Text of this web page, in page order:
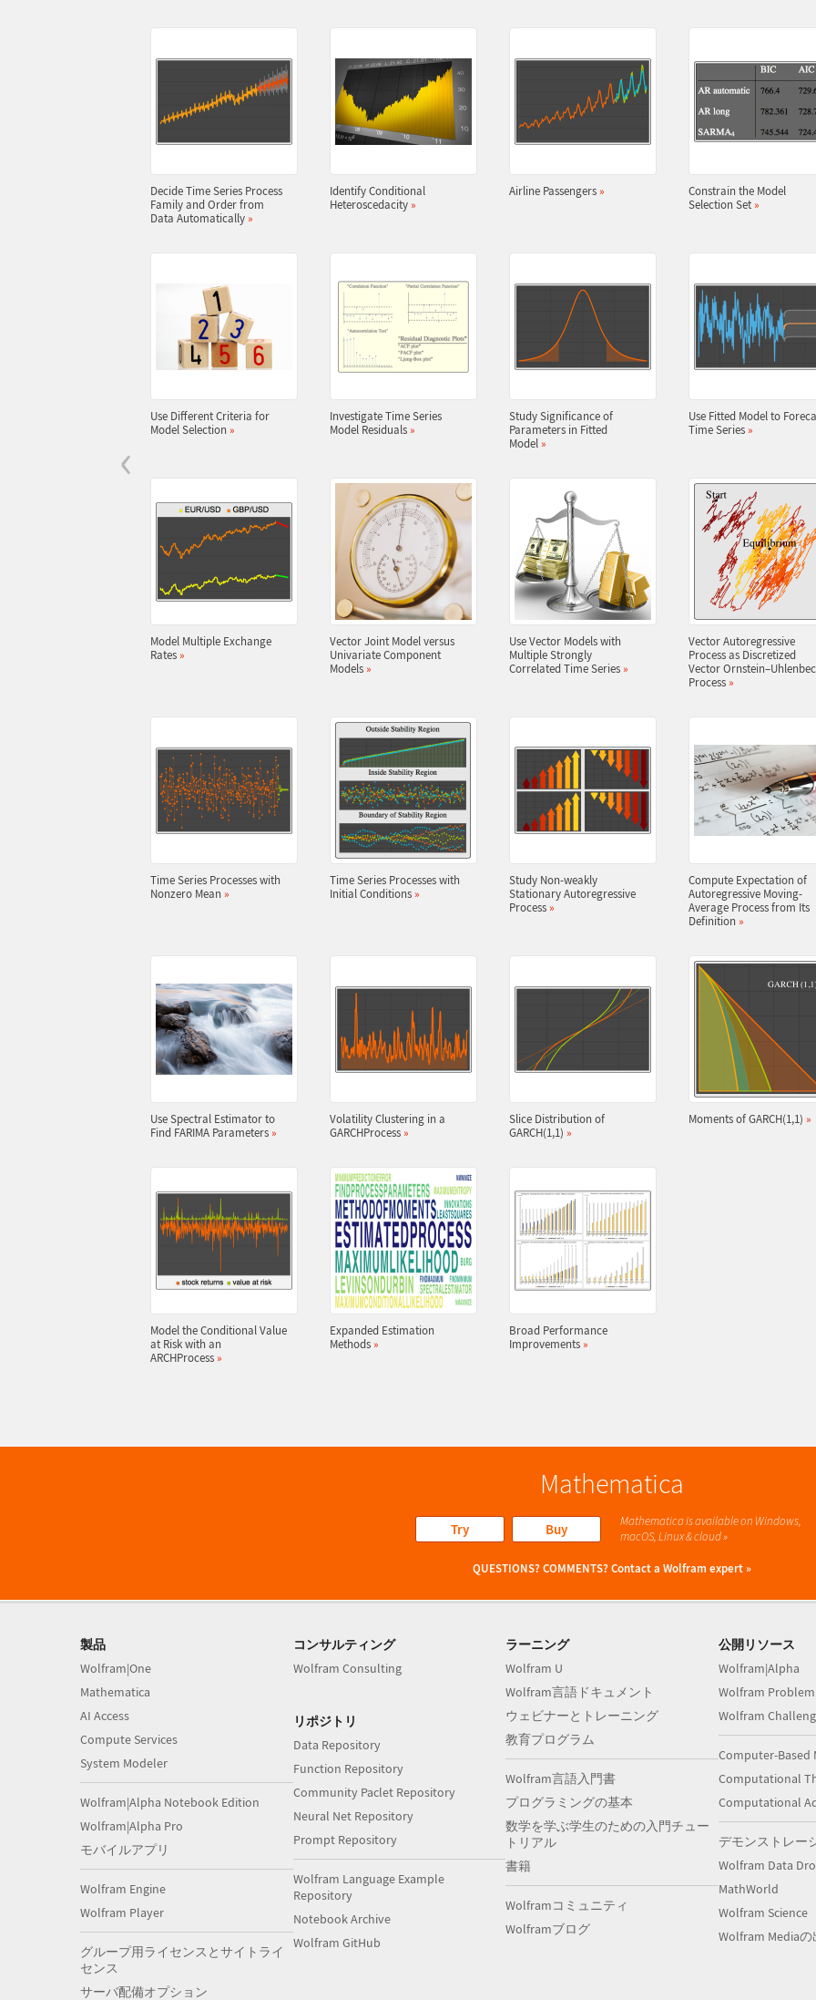
‹
Decide Time Series Process
Family and Order from
Data Automatically »
Identify Conditional
Heteroscedacity »
Airline Passengers »
Constrain the Model
Selection Set »
Use Different Criteria for
Model Selection »
Investigate Time Series
Model Residuals »
Study Significance of
Parameters in Fitted
Model »
Use Fitted Model to
Time Series »
Model Multiple Exchange
Rates »
Vector Joint Model versus
Univariate Component
Models »
Use Vector Models with
Multiple Strongly
Correlated Time Series »
Vector Autoregressive
Process as Discretized
Vector Ornstein–
Process »
Time Series Processes with
Nonzero Mean »
Time Series Processes with
Initial Conditions »
Study Non-weakly
Stationary Autoregressive
Process »
Compute Expectation of
Autoregressive Moving-
Average Process from Its
Definition »
Use Spectral Estimator to
Find FARIMA Parameters »
Volatility Clustering in a
GARCHProcess »
Slice Distribution of
GARCH(1,1) »
Moments of GARCH(1,1) »
Model the Conditional Value
at Risk with an
ARCHProcess »
Expanded Estimation
Methods »
Broad Performance
Improvements »
Mathematica
Try Buy
Mathematica is available on Windows,
macOS, Linux & cloud »
QUESTIONS? COMMENTS?Contact a Wolfram expert »
製品
Wolfram|One
Mathematica
AI Access
Compute Services
System Modeler
Wolfram|Alpha Notebook Edition
Wolfram|Alpha Pro
モバイルアプリ
Wolfram Engine
Wolfram Player
グループ用ライセンスとサイトライ
センス
サーバ配備オプション
コンサルティング
Wolfram Consulting
リポジトリ
Data Repository
Function Repository
Community Paclet Repository
Neural Net Repository
Prompt Repository
Wolfram Language Example
Repository
Notebook Archive
Wolfram GitHub
ラーニング
Wolfram U
Wolfram言語ドキュメント
ウェビナーとトレーニング
教育プログラム
Wolfram言語入門書
プログラミングの基本
数学を学ぶ学生のための入門チュー
トリアル
書籍
Wolframコミュニティ
Wolframブログ
公開リソース
Wolfram|Alpha
Wolfram
Wolfram
Computer-Based
Computational
Computational
デモンストレー
Wolfram Data
MathWorld
Wolfram Science
Wolfram Media